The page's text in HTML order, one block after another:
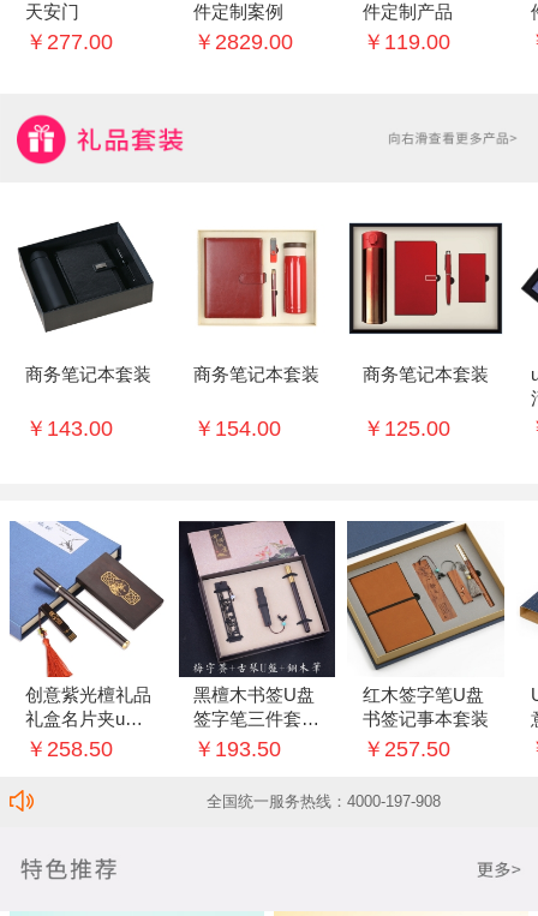
天安门
￥277.00
件定制案例
￥2829.00
件定制产品
￥119.00
商务笔记本套装
￥143.00
商务笔记本套装
￥154.00
商务笔记本套装
￥125.00
创意紫光檀礼品
礼盒名片夹u盘
中性笔三件套套
￥258.50
黑檀木书签U盘
签字笔三件套创
意套装
￥193.50
红木签字笔U盘
书签记事本套装
￥257.50
全国统一服务热线：4000-197-908